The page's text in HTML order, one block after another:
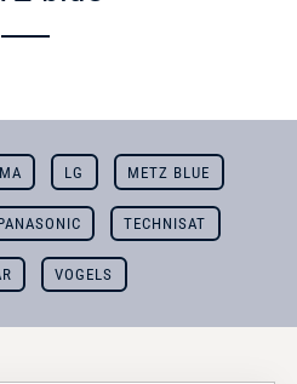
LG METZ BLUE
TECHNISAT
VOGELS